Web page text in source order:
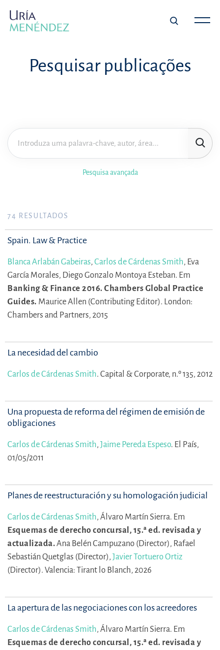
Pesquisar publicações
Pesquisa avançada
74 RESULTADOS
Spain. Law & Practice
Blanca Arlabán Gabeiras, Carlos de Cárdenas Smith, Eva
García Morales, Diego Gonzalo Montoya Esteban. Em
Banking & Finance 2016. Chambers Global Practice
Guides. Maurice Allen (Contributing Editor). London:
Chambers and Partners, 2015
La necesidad del cambio
Carlos de Cárdenas Smith. Capital & Corporate, n.º 135, 2012
Una propuesta de reforma del régimen de emisión de
obligaciones
Carlos de Cárdenas Smith, Jaime Pereda Espeso. El País,
01/05/2011
Planes de reestructuración y su homologación judicial
Carlos de Cárdenas Smith, Álvaro Martín Sierra. Em
Esquemas de derecho concursal, 15.ª ed. revisada y
actualizada.Ana Belén Campuzano (Director), Rafael
Sebastián Quetglas (Director), Javier Tortuero Ortiz
(Director). Valencia: Tirant lo Blanch, 2026
La apertura de las negociaciones con los acreedores
Carlos de Cárdenas Smith, Álvaro Martín Sierra. Em
Esquemas de derecho concursal, 15.ª ed. revisada y